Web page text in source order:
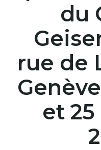
du
rue de
et